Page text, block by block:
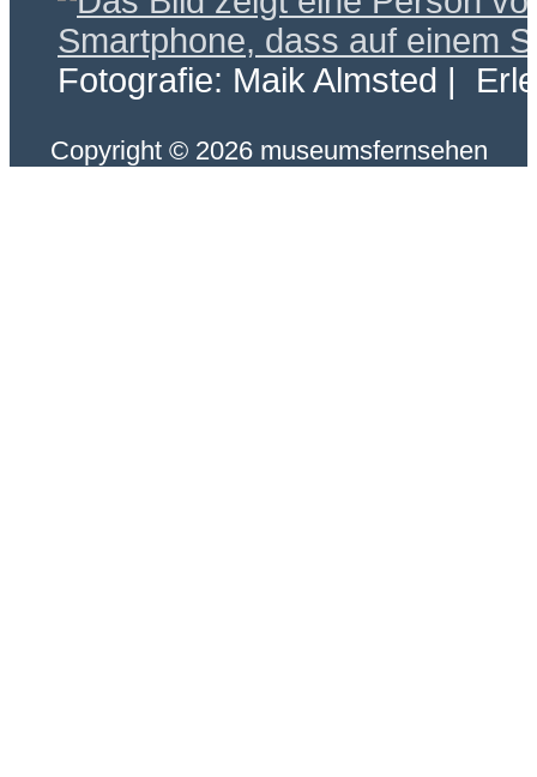
Fotografie: Maik Almsted |
Copyright © 2026 museumsfernsehen